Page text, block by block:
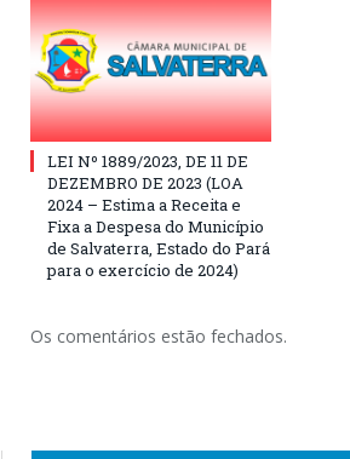
LEI Nº 1889/2023, DE 11 DE
DEZEMBRO DE 2023 (LOA
2024 – Estima a Receita e
Fixa a Despesa do Município
de Salvaterra, Estado do Pará
para o exercício de 2024)
Os comentários estão fechados.